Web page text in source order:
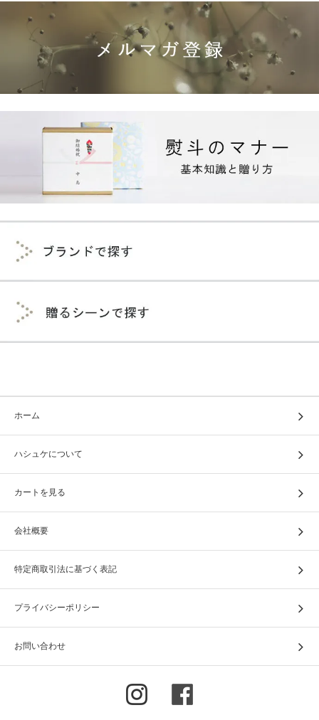
ホーム
ハシュケについて
カートを見る
会社概要
特定商取引法に基づく表記
プライバシーポリシー
お問い合わせ